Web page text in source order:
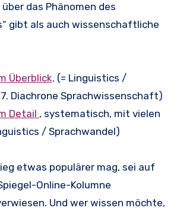
das Phänomen des
gibt als auch wissenschaftliche
Überblick, (= Linguistics /
Diachrone Sprachwissenschaft)
Detail , systematisch, mit vielen
/ Sprachwandel)
etwas populärer mag, sei auf
Online-Kolumne
Und wer wissen möchte,